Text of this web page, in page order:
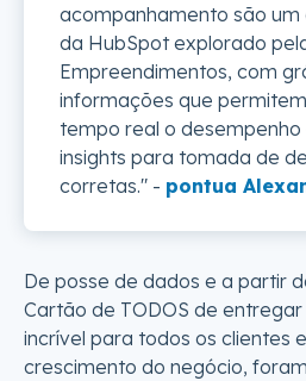
acompanhamento são um
da HubSpot explorado
Empreendimentos, com
informações que
tempo real o
insights para tomada de
corretas." - pontua
De posse de dados e a partir
Cartão de TODOS de
incrível para todos os clientes
crescimento do negócio,